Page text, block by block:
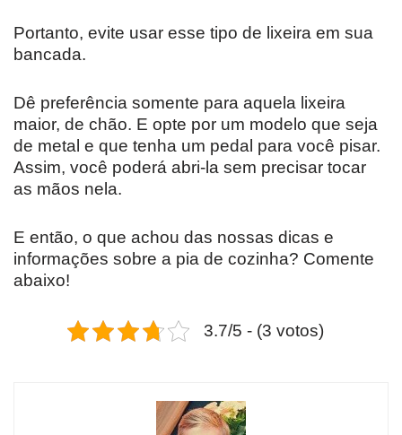
Portanto, evite usar esse tipo de lixeira em sua
bancada.
Dê preferência somente para aquela lixeira
maior, de chão. E opte por um modelo que seja
de metal e que tenha um pedal para você pisar.
Assim, você poderá abri-la sem precisar tocar
as mãos nela.
E então, o que achou das nossas dicas e
informações sobre a pia de cozinha? Comente
abaixo!
3.7/5 - (3 votos)